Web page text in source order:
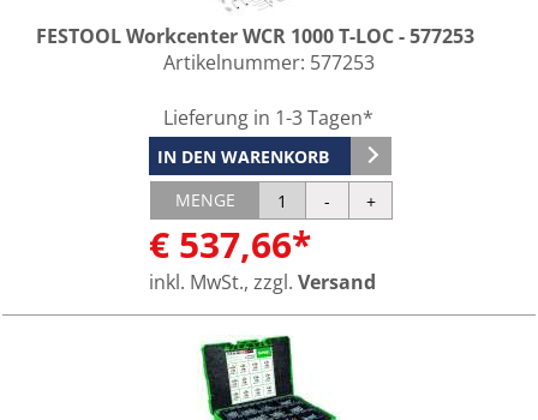
FESTOOL Workcenter WCR 1000 T-LOC - 577253
Artikelnummer: 577253
Lieferung in 1-3 Tagen*
IN DEN WARENKORB
MENGE
€ 537,66*
inkl. MwSt., zzgl. Versand